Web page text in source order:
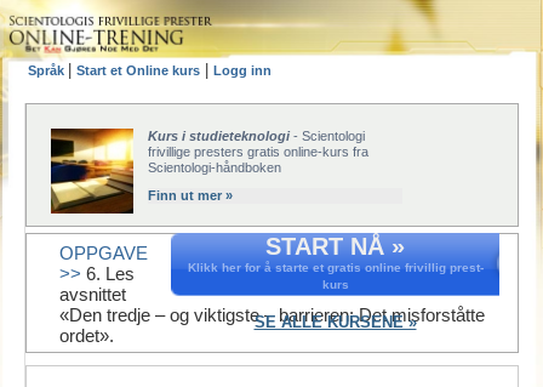
Språk Start et Online kurs Logg inn
Kurs i studieteknologi- Scientologi
frivillige presters gratis online-kurs fra
Scientologi-håndboken
Finn ut mer »
START NÅ »
Klikk her for å starte et gratis online frivillig prest-
kurs
SE ALLE KURSENE »
OPPGAVE
>> 6. Les
avsnittet
«Den tredje – og viktigste – barrieren: Det misforståtte
ordet».